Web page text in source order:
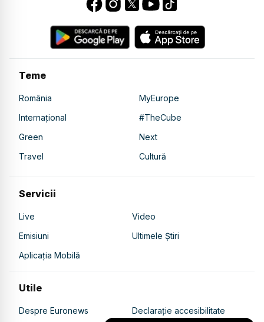
Teme
România
MyEurope
Internațional
#TheCube
Green
Next
Travel
Cultură
Servicii
Live
Video
Emisiuni
Ultimele Știri
Aplicația Mobilă
Utile
Despre Euronews Declarație accesibilitate